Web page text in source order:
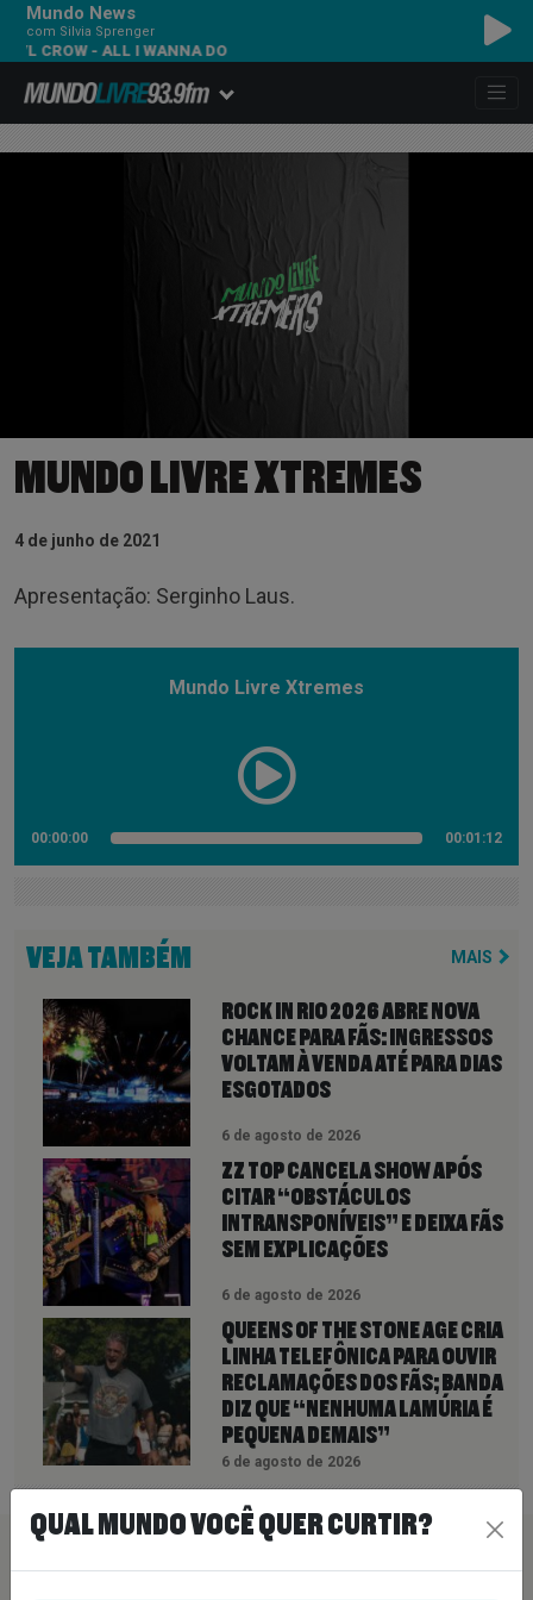
Mundo News
com Silvia Sprenger
CROW - ALL I WANNA DO
MUNDO LIVRE XTREMES
4 de junho de 2021
Apresentação: Serginho Laus.
Mundo Livre Xtremes
00:00:00 00:01:12
VEJA TAMBÉM MAIS
ROCK IN RIO 2026 ABRE NOVA
CHANCE PARA FÃS: INGRESSOS
VOLTAM À VENDA ATÉ PARA DIAS
ESGOTADOS
6 de agosto de 2026
ZZ TOP CANCELA SHOW APÓS
CITAR “OBSTÁCULOS
INTRANSPONÍVEIS” E DEIXA FÃS
SEM EXPLICAÇÕES
6 de agosto de 2026
QUEENS OF THE STONE AGE CRIA
LINHA TELEFÔNICA PARA OUVIR
RECLAMAÇÕES DOS FÃS; BANDA
DIZ QUE “NENHUMA LAMÚRIA É
PEQUENA DEMAIS”
6 de agosto de 2026
PEÇA SUA MÚSICA
QUAL MUNDO VOCÊ QUER CURTIR?